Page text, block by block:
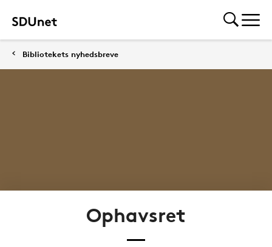
Bibliotekets nyhedsbreve
Ophavsret